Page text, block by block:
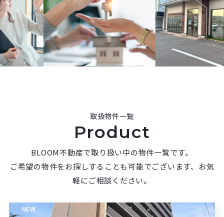
取扱物件一覧
Product
BLOOM不動産で取り扱い中の物件一覧です。
ご希望の物件をお探しすることも可能でございます、お気
軽にご相談ください。
NEW